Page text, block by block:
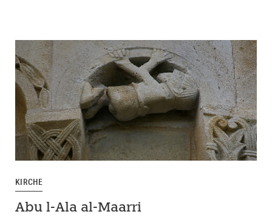
KIRCHE
Abu l-Ala al-Maarri